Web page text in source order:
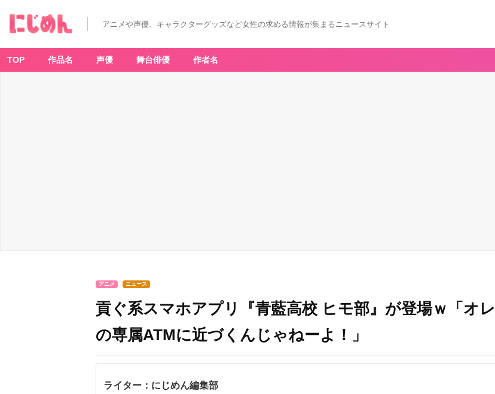
アニメや声優、キャラクターグッズなど女性の求める情報が集まるニュースサイト
TOP 作品名 声優 舞台俳優 作者名
アニメ ニュース
貢ぐ系スマホアプリ『青藍高校 ヒモ部』が登場ｗ「オレ
の専属ATMに近づくんじゃねーよ！」
ライター：にじめん編集部